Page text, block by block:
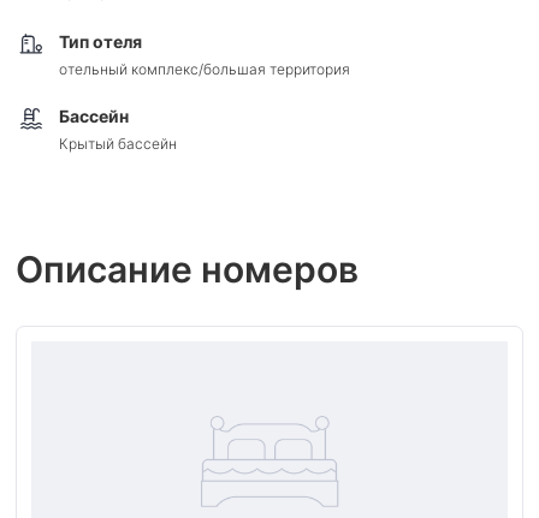
Тип отеля
отельный комплекс/большая территория
Бассейн
Крытый бассейн
Описание номеров